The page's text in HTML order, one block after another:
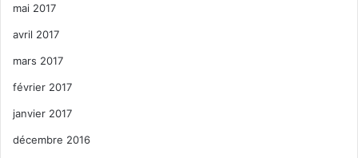
mai 2017
avril 2017
mars 2017
février 2017
janvier 2017
décembre 2016